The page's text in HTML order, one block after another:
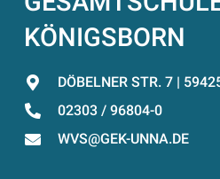
KÖNIGSBORN
DÖBELNER STR. 7 |
02303 / 96804-0
WVS@GEK-UNNA.DE